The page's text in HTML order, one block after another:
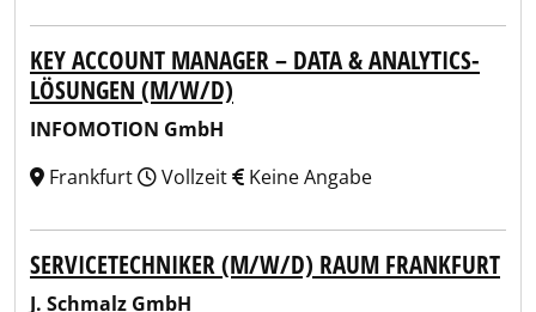
KEY ACCOUNT MANAGER – DATA & ANALYTICS-
LÖSUNGEN (M/W/D)
INFOMOTION GmbH
Frankfurt
Vollzeit Keine Angabe
SERVICETECHNIKER (M/W/D) RAUM FRANKFURT
J. Schmalz GmbH